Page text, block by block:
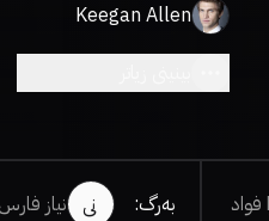
Keegan Allen
فواد بەرگ: نی نیاز